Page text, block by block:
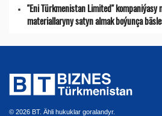
"Eni Türkmenistan Limited" kompaniýasy
materiallaryny satyn almak boýunça
© 2026 BT. Ähli hukuklar goralandyr.